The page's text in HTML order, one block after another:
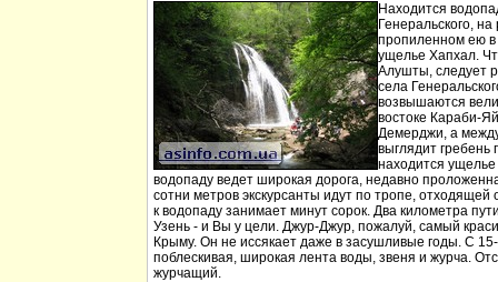
Находится
Генеральского,
пропиленном ею в
ущелье Хапхал.
Алушты, следует
села
возвышаются
востоке Караби-
Демерджи, а
выглядит гребень
находится
водопаду ведет широкая дорога, недавно
сотни метров экскурсанты идут по тропе, отходящей
к водопаду занимает минут сорок. Два километра
Узень - и Вы у цели. Джур-Джур, пожалуй, самый
Крыму. Он не иссякает даже в засушливые годы. С
поблескивая, широкая лента воды, звеня и журча.
журчащий.